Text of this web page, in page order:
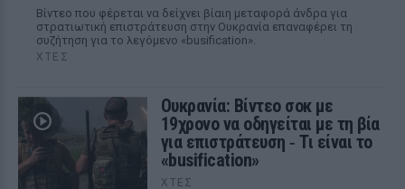
Βίντεο που φέρεται να δείχνει βίαιη μεταφορά άνδρα για
στρατιωτική επιστράτευση στην Ουκρανία επαναφέρει τη
συζήτηση για το λεγόμενο «busification».
ΧΤΕΣ
Ουκρανία: Βίντεο σοκ με
19χρονο να οδηγείται με τη βία
για επιστράτευση ‑ Τι είναι το
«busification»
ΧΤΕΣ